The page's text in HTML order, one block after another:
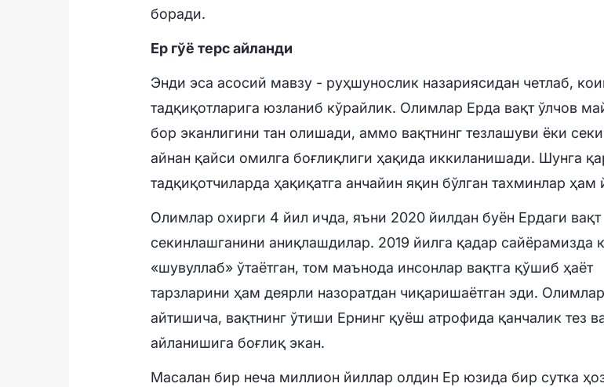
боради.
Ер гўё терс айланди
Энди эса асосий мавзу - руҳшунослик назариясидан четлаб,
тадқиқотларига юзланиб кўрайлик. Олимлар Ерда вақт ўлчов
бор эканлигини тан олишади, аммо вақтнинг тезлашуви ёки
айнан қайси омилга боғлиқлиги ҳақида иккиланишади. Шунга
тадқиқотчиларда ҳақиқатга анчайин яқин бўлган тахминлар ҳам
Олимлар охирги 4 йил ичда, яъни 2020 йилдан буён Ердаги вақт
секинлашганини аниқлашдилар. 2019 йилга қадар сайёрамизда
«шувуллаб» ўтаётган, том маънода инсонлар вақтга қўшиб ҳаёт
тарзларини ҳам деярли назоратдан чиқаришаётган эди.
айтишича, вақтнинг ўтиши Ернинг қуёш атрофида қанчалик тез
айланишига боғлиқ экан.
Масалан бир неча миллион йиллар олдин Ер юзида бир сутка